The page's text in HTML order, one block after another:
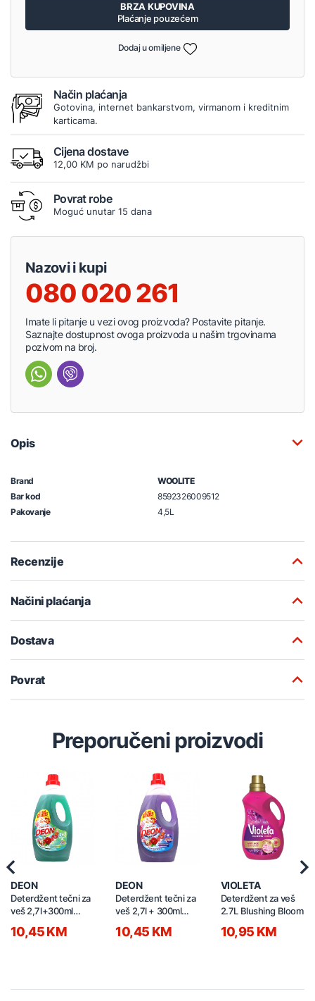
BRZA KUPOVINA
Plaćanje pouzećem
Dodaj u omiljene
Način plaćanja
Gotovina, internet bankarstvom, virmanom i kreditnim
karticama.
Cijena dostave
12,00 KM po narudžbi
Povrat robe
Moguć unutar 15 dana
Nazovi i kupi
080 020 261
Imate li pitanje u vezi ovog proizvoda? Postavite pitanje.
Saznajte dostupnost ovoga proizvoda u našim trgovinama
pozivom na broj.
Opis
Brand
WOOLITE
Bar kod
8592326009512
Pakovanje
4,5L
Recenzije
Načini plaćanja
Dostava
Povrat
Preporučeni proizvodi
DEON
Deterdžent tečni za
veš 2,7l+300ml
10,45 KM
DEON
Deterdžent tečni za
veš 2,7l + 300ml
10,45 KM
VIOLETA
Deterdžent za veš
2.7L Blushing Bloom
10,95 KM
Previous